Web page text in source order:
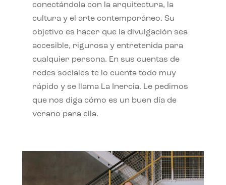
conectándola con la arquitectura, la
cultura y el arte contemporáneo. Su
objetivo es hacer que la divulgación sea
accesible, rigurosa y entretenida para
cualquier persona. En sus cuentas de
redes sociales te lo cuenta todo muy
rápido y se llama La Inercia. Le pedimos
que nos diga cómo es un buen día de
verano para ella.